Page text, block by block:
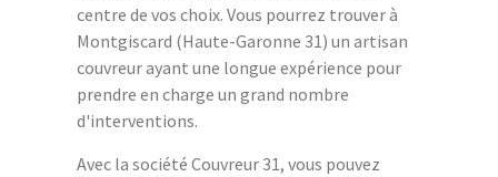
centre de vos choix. Vous pourrez trouver à
Montgiscard (Haute-Garonne 31) un artisan
couvreur ayant une longue expérience pour
prendre en charge un grand nombre
d'interventions.
Avec la société Couvreur 31, vous pouvez